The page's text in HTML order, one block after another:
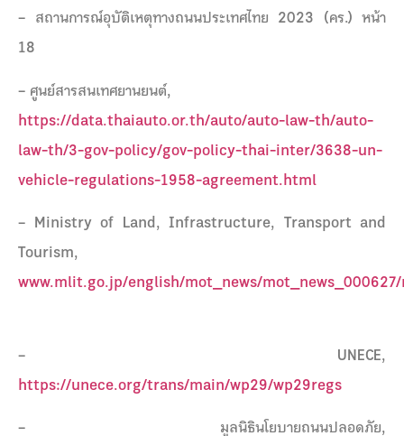
– สถานการณ์อุบัติเหตุทางถนนประเทศไทย 2023 (คร.) หน้า
18
– ศูนย์สารสนเทศยานยนต์,
https://data.thaiauto.or.th/auto/auto-law-th/auto-
law-th/3-gov-policy/gov-policy-thai-inter/3638-un-
vehicle-regulations-1958-agreement.html
– Ministry of Land, Infrastructure, Transport and
Tourism,
www.mlit.go.jp/english/mot_news/
– UNECE,
https://unece.org/trans/main/wp29/wp29regs
– มูลนิธินโยบายถนนปลอดภัย,